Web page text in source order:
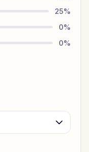
25%
0%
0%